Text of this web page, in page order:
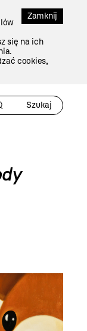
Zamknij
się na ich
cookies,